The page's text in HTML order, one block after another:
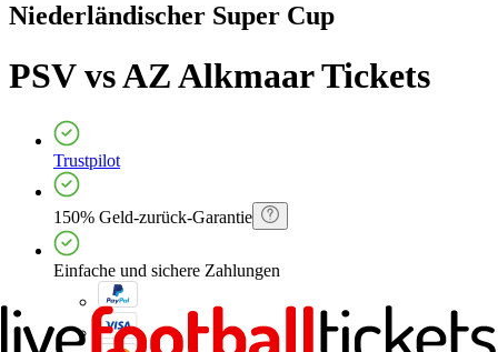
Niederländischer Super Cup
PSV vs AZ AlkmaarTickets
Trustpilot
150% Geld-zurück-Garantie
Einfache und sichere Zahlungen